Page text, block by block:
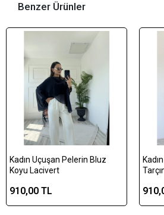
Benzer Ürünler
Kadın Uçuşan Pelerin Bluz
Koyu Lacivert
910,00 TL